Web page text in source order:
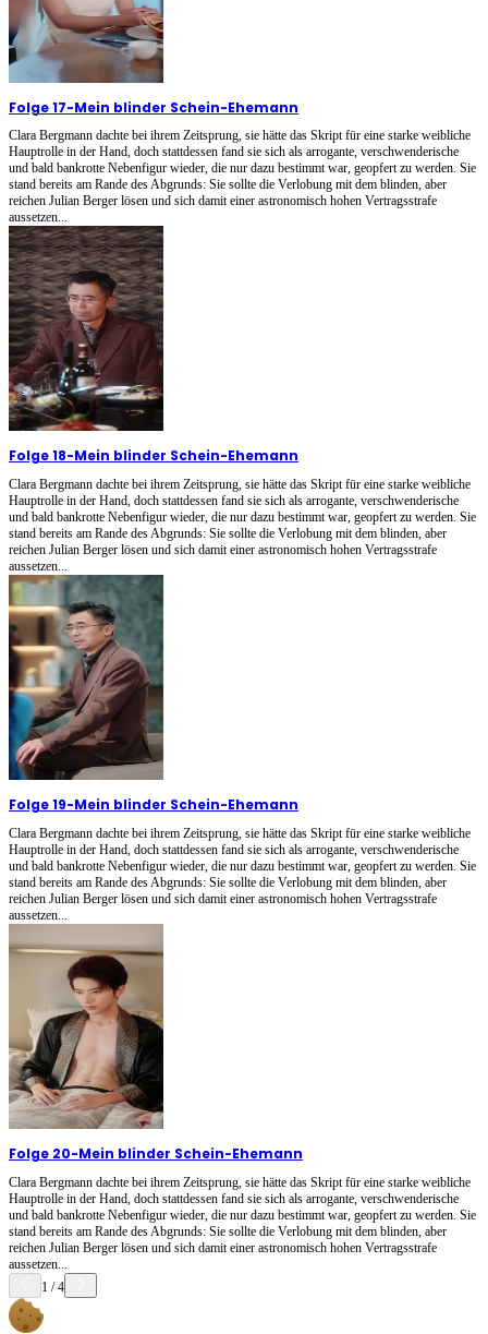
Folge 17-Mein blinder Schein-Ehemann
Clara Bergmann dachte bei ihrem Zeitsprung, sie hätte das Skript für eine starke weibliche
Hauptrolle in der Hand, doch stattdessen fand sie sich als arrogante, verschwenderische
und bald bankrotte Nebenfigur wieder, die nur dazu bestimmt war, geopfert zu werden. Sie
stand bereits am Rande des Abgrunds: Sie sollte die Verlobung mit dem blinden, aber
reichen Julian Berger lösen und sich damit einer astronomisch hohen Vertragsstrafe
aussetzen...
Folge 18-Mein blinder Schein-Ehemann
Clara Bergmann dachte bei ihrem Zeitsprung, sie hätte das Skript für eine starke weibliche
Hauptrolle in der Hand, doch stattdessen fand sie sich als arrogante, verschwenderische
und bald bankrotte Nebenfigur wieder, die nur dazu bestimmt war, geopfert zu werden. Sie
stand bereits am Rande des Abgrunds: Sie sollte die Verlobung mit dem blinden, aber
reichen Julian Berger lösen und sich damit einer astronomisch hohen Vertragsstrafe
aussetzen...
Folge 19-Mein blinder Schein-Ehemann
Clara Bergmann dachte bei ihrem Zeitsprung, sie hätte das Skript für eine starke weibliche
Hauptrolle in der Hand, doch stattdessen fand sie sich als arrogante, verschwenderische
und bald bankrotte Nebenfigur wieder, die nur dazu bestimmt war, geopfert zu werden. Sie
stand bereits am Rande des Abgrunds: Sie sollte die Verlobung mit dem blinden, aber
reichen Julian Berger lösen und sich damit einer astronomisch hohen Vertragsstrafe
aussetzen...
Folge 20-Mein blinder Schein-Ehemann
Clara Bergmann dachte bei ihrem Zeitsprung, sie hätte das Skript für eine starke weibliche
Hauptrolle in der Hand, doch stattdessen fand sie sich als arrogante, verschwenderische
und bald bankrotte Nebenfigur wieder, die nur dazu bestimmt war, geopfert zu werden. Sie
stand bereits am Rande des Abgrunds: Sie sollte die Verlobung mit dem blinden, aber
reichen Julian Berger lösen und sich damit einer astronomisch hohen Vertragsstrafe
aussetzen...
1 /4